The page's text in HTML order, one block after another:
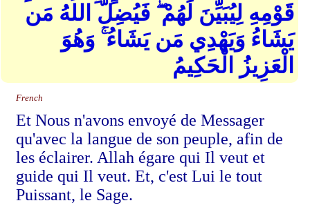
قَوْمِهِ لِيُبَيِّنَ لَهُمْ ۖ فَيُضِلُّ اللهُ مَن
يَشَاءُ وَيَهْدِي مَن يَشَاءُ ۚ وَهُوَ
الْعَزِيزُ الْحَكِيمُ
French
Et Nous n'avons envoyé de Messager
qu'avec la langue de son peuple, afin de
les éclairer. Allah égare qui Il veut et
guide qui Il veut. Et, c'est Lui le tout
Puissant, le Sage.